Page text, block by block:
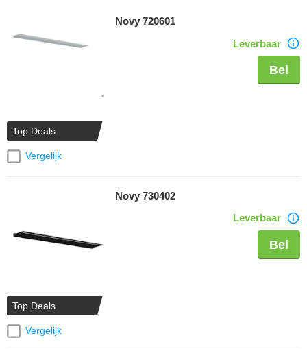
Top Deals
Vergelijk
Novy 720601
Leverbaar
Bel
Top Deals
Vergelijk
Novy 730402
Leverbaar
Bel